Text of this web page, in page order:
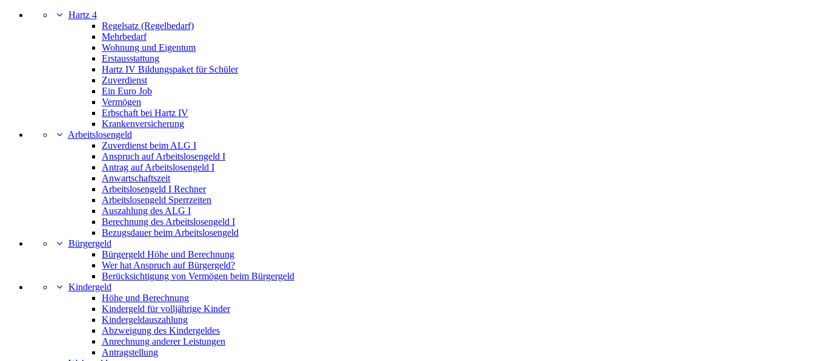
Hartz 4
Regelsatz (Regelbedarf)
Mehrbedarf
Wohnung und Eigentum
Erstausstattung
Hartz IV Bildungspaket für Schüler
Zuverdienst
Ein Euro Job
Vermögen
Erbschaft bei Hartz IV
Krankenversicherung
Arbeitslosengeld
Zuverdienst beim ALG I
Anspruch auf Arbeitslosengeld I
Antrag auf Arbeitslosengeld I
Anwartschaftszeit
Arbeitslosengeld I Rechner
Arbeitslosengeld Sperrzeiten
Auszahlung des ALG I
Berechnung des Arbeitslosengeld I
Bezugsdauer beim Arbeitslosengeld
Bürgergeld
Bürgergeld Höhe und Berechnung
Wer hat Anspruch auf Bürgergeld?
Berücksichtigung von Vermögen beim Bürgergeld
Kindergeld
Höhe und Berechnung
Kindergeld für volljährige Kinder
Kindergeldauszahlung
Abzweigung des Kindergeldes
Anrechnung anderer Leistungen
Antragstellung